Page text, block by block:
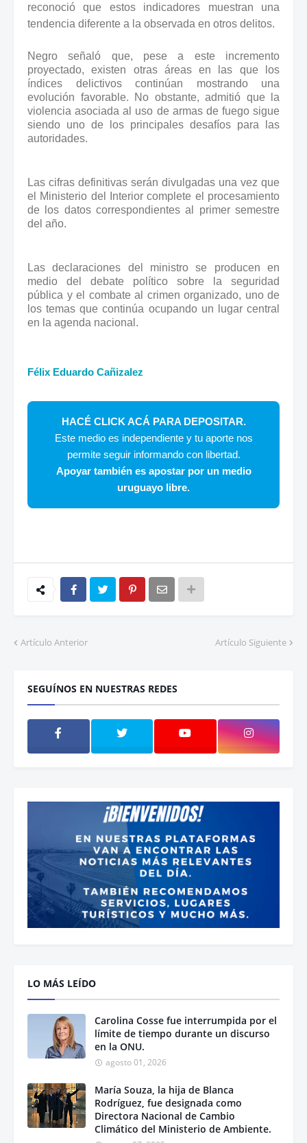
reconoció que estos indicadores muestran una
tendencia diferente a la observada en otros delitos.
Negro señaló que, pese a este incremento
proyectado, existen otras áreas en las que los
índices delictivos continúan mostrando una
evolución favorable. No obstante, admitió que la
violencia asociada al uso de armas de fuego sigue
siendo uno de los principales desafíos para las
autoridades.
Las cifras definitivas serán divulgadas una vez que
el Ministerio del Interior complete el procesamiento
de los datos correspondientes al primer semestre
del año.
Las declaraciones del ministro se producen en
medio del debate político sobre la seguridad
pública y el combate al crimen organizado, uno de
los temas que continúa ocupando un lugar central
en la agenda nacional.
Félix Eduardo Cañizalez
HACÉ CLICK ACÁ PARA DEPOSITAR.
Este medio es independiente y tu aporte nos
permite seguir informando con libertad.
Apoyar también es apostar por un medio
uruguayo libre.
Artículo Anterior Artículo Siguiente
SEGUÍNOS EN NUESTRAS REDES
LO MÁS LEÍDO
Carolina Cosse fue interrumpida por el
límite de tiempo durante un discurso
en la ONU.
agosto 01, 2026
María Souza, la hija de Blanca
Rodríguez, fue designada como
Directora Nacional de Cambio
Climático del Ministerio de Ambiente.